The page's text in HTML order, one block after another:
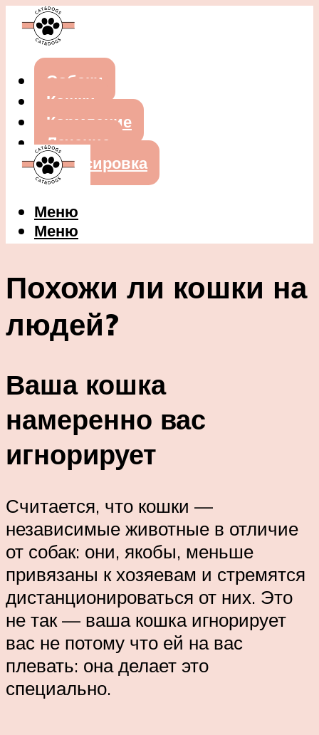
Собаки
Кошки
Кормление
Лечение
Дрессировка
Меню
Меню
Похожи ли кошки на
людей?
Ваша кошка
намеренно вас
игнорирует
Считается, что кошки —
независимые животные в отличие
от собак: они, якобы, меньше
привязаны к хозяевам и стремятся
дистанционироваться от них. Это
не так — ваша кошка игнорирует
вас не потому что ей на вас
плевать: она делает это
специально.